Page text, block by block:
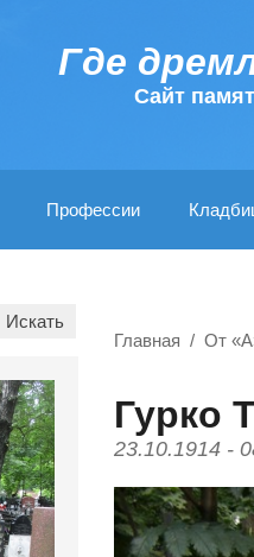
Где
Cайт
Профессии
Главная От
Гурко
23.10.1914 -